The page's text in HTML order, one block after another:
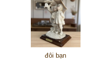
đôi bạn